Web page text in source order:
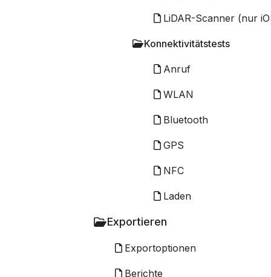
LiDAR-Scanner (nur
Konnektivitätstests
Anruf
WLAN
Bluetooth
GPS
NFC
Laden
Exportieren
Exportoptionen
Berichte